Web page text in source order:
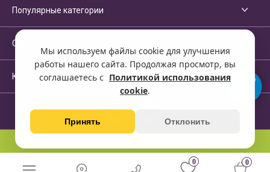
Мы используем файлы cookie для улучшения
работы нашего сайта. Продолжая просмотр, вы
соглашаетесь с Политикой использования
cookie.
Принять Отклонить
Популярные категории
Сервисы и помощь
Компания
0 0